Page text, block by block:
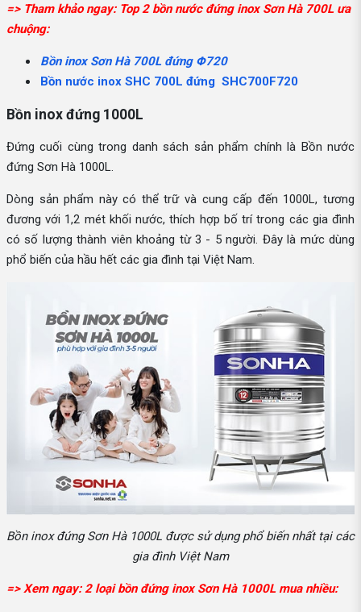
=> Tham khảo ngay: Top 2 bồn nước đứng inox Sơn Hà 700L ưa
chuộng:
Bồn inox Sơn Hà 700L đứng Φ720
Bồn nước inox SHC 700L đứng SHC700F720
Bồn inox đứng 1000L
Đứng cuối cùng trong danh sách sản phẩm chính là Bồn nước
đứng Sơn Hà 1000L.
Dòng sản phẩm này có thể trữ và cung cấp đến 1000L, tương
đương với 1,2 mét khối nước, thích hợp bố trí trong các gia đình
có số lượng thành viên khoảng từ 3 - 5 người. Đây là mức dùng
phổ biến của hầu hết các gia đình tại Việt Nam.
Bồn inox đứng Sơn Hà 1000L được sử dụng phổ biến nhất tại các
gia đình Việt Nam
=> Xem ngay: 2 loại bồn đứng inox Sơn Hà 1000L mua nhiều: